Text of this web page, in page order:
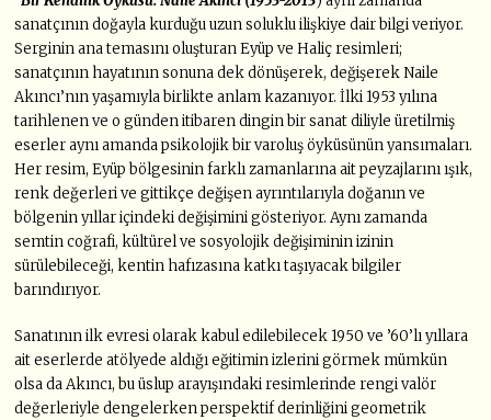
sanatçının doğayla kurduğu uzun soluklu ilişkiye dair bilgi veriyor.
Serginin ana temasını oluşturan Eyüp ve Haliç resimleri;
sanatçının hayatının sonuna dek dönüşerek, değişerek Naile
Akıncı’nın yaşamıyla birlikte anlam kazanıyor. İlki 1953 yılına
tarihlenen ve o günden itibaren dingin bir sanat diliyle üretilmiş
eserler aynı amanda psikolojik bir varoluş öyküsünün yansımaları.
Her resim, Eyüp bölgesinin farklı zamanlarına ait peyzajlarını ışık,
renk değerleri ve gittikçe değişen ayrıntılarıyla doğanın ve
bölgenin yıllar içindeki değişimini gösteriyor. Aynı zamanda
semtin coğrafi, kültürel ve sosyolojik değişiminin izinin
sürülebileceği, kentin hafızasına katkı taşıyacak bilgiler
barındırıyor.
Sanatının ilk evresi olarak kabul edilebilecek 1950 ve ’60’lı yıllara
ait eserlerde atölyede aldığı eğitimin izlerini görmek mümkün
olsa da Akıncı, bu üslup arayışındaki resimlerinde rengi valör
değerleriyle dengelerken perspektif derinliğini geometrik